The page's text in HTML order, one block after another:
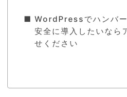
WordPressでハンバ
安全に導入したいなら
せください